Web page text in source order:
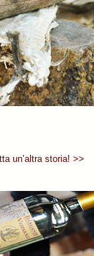
un’altra storia! >>